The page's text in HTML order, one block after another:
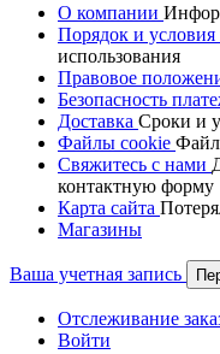
О компании
Порядок и условия
использования
Правовое
Безопасность
Доставка Сроки и
Файлы cookie
Свяжитесь с нами
контактную форму
Карта сайта
Магазины
Ваша учетная запись
Отслеживание
Войти